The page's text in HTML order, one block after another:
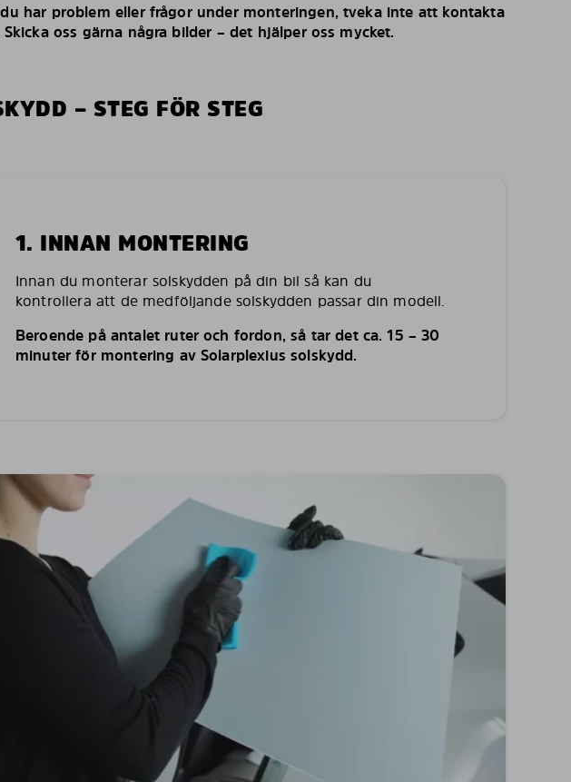
har problem eller frågor under monteringen, tveka inte att kontakta
Skicka oss gärna några bilder – det hjälper oss mycket.
– STEG FÖR STEG
1. INNAN MONTERING
Innan du monterar solskydden på din bil så kan du
kontrollera att de medföljande solskydden passar din modell.
Beroende på antalet ruter och fordon, så tar det ca. 15 – 30
minuter för montering av Solarplexius solskydd.